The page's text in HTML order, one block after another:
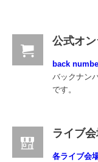
公式オ
back
バックナン
です。
ライブ
各ライブ会